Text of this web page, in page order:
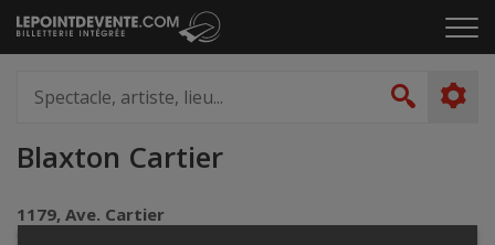
Passer
au
le
artiste,
lieu...
Blaxton Cartier
1179, Ave. Cartier